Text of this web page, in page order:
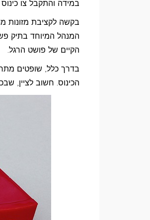
במידה והתקבל צו
בקשה לקציבת מזונות
המנהל המיוחד בתיק
הקיים של פושט הרגל.
בדרך כלל, שופטים
הכינוס. חשוב לציין,